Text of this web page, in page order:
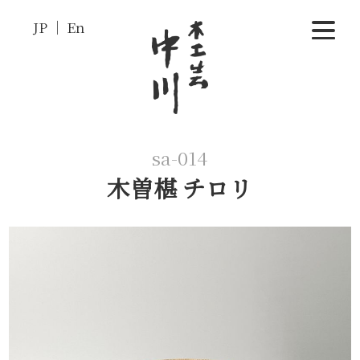
JP En
sa-014
木曽椹 チロリ